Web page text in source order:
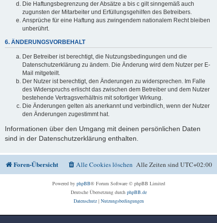
Die Haftungsbegrenzung der Absätze a bis c gilt sinngemäß auch
zugunsten der Mitarbeiter und Erfüllungsgehilfen des Betreibers.
Ansprüche für eine Haftung aus zwingendem nationalem Recht bleiben
unberührt.
6. ÄNDERUNGSVORBEHALT
Der Betreiber ist berechtigt, die Nutzungsbedingungen und die
Datenschutzerklärung zu ändern. Die Änderung wird dem Nutzer per E-
Mail mitgeteilt.
Der Nutzer ist berechtigt, den Änderungen zu widersprechen. Im Falle
des Widerspruchs erlischt das zwischen dem Betreiber und dem Nutzer
bestehende Vertragsverhältnis mit sofortiger Wirkung.
Die Änderungen gelten als anerkannt und verbindlich, wenn der Nutzer
den Änderungen zugestimmt hat.
Informationen über den Umgang mit deinen persönlichen Daten
sind in der Datenschutzerklärung enthalten.
Foren-Übersicht Alle Zeiten sindUTC+02:00
Alle Cookies löschen
Powered by phpBB® Forum Software © phpBB Limited
Deutsche Übersetzung durch phpBB.de
Datenschutz| Nutzungsbedingungen